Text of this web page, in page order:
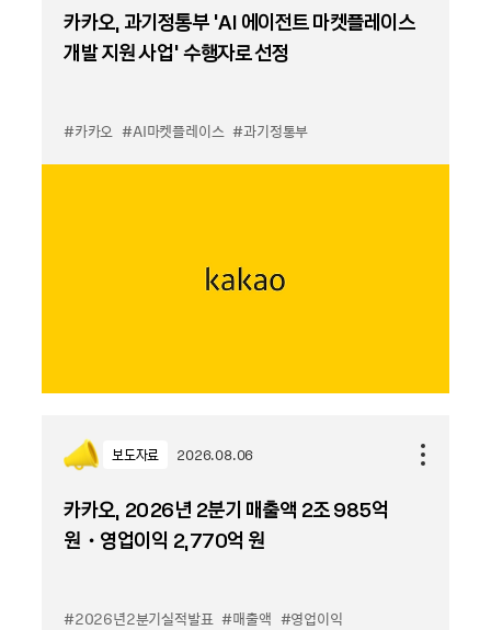
카카오, 과기정통부 ‘AI 에이전트 마켓플레이스
개발 지원 사업’ 수행자로 선정
#카카오 #AI마켓플레이스 #과기정통부
보도자료 2026.08.06
카카오, 2026년 2분기 매출액 2조 985억
원・영업이익 2,770억 원
#2026년2분기실적발표 #매출액 #영업이익